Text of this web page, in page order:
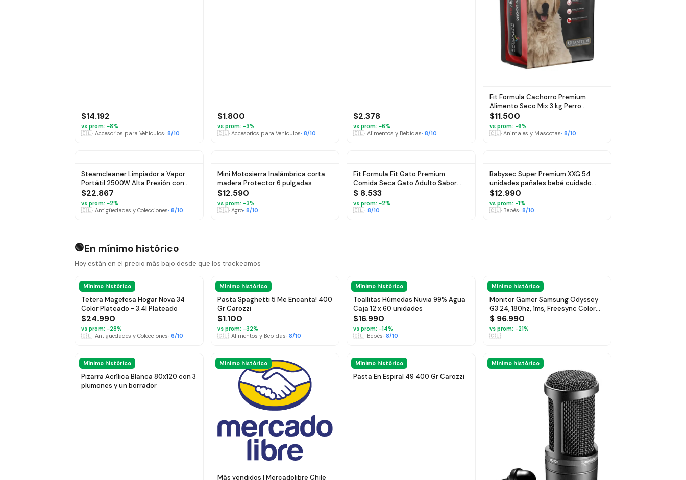
$14.192
vs prom: −8%
🇨🇱· Accesorios para Vehículos· 8/10
$1.800
vs prom: −3%
🇨🇱· Accesorios para Vehículos· 8/10
$2.378
vs prom: −6%
🇨🇱· Alimentos y Bebidas· 8/10
Fit Formula Cachorro Premium
Alimento Seco Mix 3 kg Perro
Nutrición Completa
$11.500
vs prom: −6%
🇨🇱· Animales y Mascotas· 8/10
Steamcleaner Limpiador a Vapor
Portátil 2500W Alta Presión con
Accesorios
$22.867
vs prom: −2%
🇨🇱· Antigüedades y Colecciones· 8/10
Mini Motosierra Inalámbrica corta
madera Protector 6 pulgadas
$12.590
vs prom: −3%
🇨🇱· Agro· 8/10
Fit Formula Fit Gato Premium
Comida Seca Gato Adulto Sabor
Mix 2kg - $ 8.533
$ 8.533
vs prom: −2%
🇨🇱· 8/10
Babysec Super Premium XXG 54
unidades pañales bebé cuidado
total
$12.990
vs prom: −1%
🇨🇱· Bebés· 8/10
🟢En mínimo histórico
Hoy están en el precio más bajo desde que los trackeamos
Mínimo histórico
Tetera Magefesa Hogar Nova 34
Color Plateado - 3.4l Plateado
$24.990
vs prom: −28%
🇨🇱· Antigüedades y Colecciones· 6/10
Mínimo histórico
Pasta Spaghetti 5 Me Encanta! 400
Gr Carozzi
$1.100
vs prom: −32%
🇨🇱· Alimentos y Bebidas· 8/10
Mínimo histórico
Toallitas Húmedas Nuvia 99% Agua
Caja 12 x 60 unidades
$16.990
vs prom: −14%
🇨🇱· Bebés· 8/10
Mínimo histórico
Monitor Gamer Samsung Odyssey
G3 24, 180hz, 1ms, Freesync Color
Negro - $ 96.990
$ 96.990
vs prom: −21%
🇨🇱
Mínimo histórico
Pizarra Acrílica Blanca 80x120 con 3
plumones y un borrador
Mínimo histórico
Más vendidos | Mercadolibre Chile
Mínimo histórico
Pasta En Espiral 49 400 Gr Carozzi
Mínimo histórico